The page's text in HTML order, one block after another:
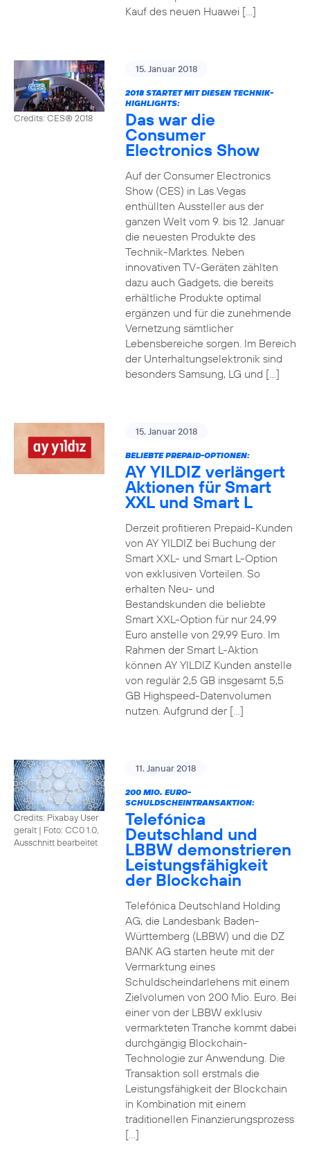
Kauf des neuen Huawei […]
Credits: CES® 2018
15. Januar 2018
2018 STARTET MIT DIESEN TECHNIK-
HIGHLIGHTS:
Das war die
Consumer
Electronics Show
Auf der Consumer Electronics
Show (CES) in Las Vegas
enthüllten Aussteller aus der
ganzen Welt vom 9. bis 12. Januar
die neuesten Produkte des
Technik-Marktes. Neben
innovativen TV-Geräten zählten
dazu auch Gadgets, die bereits
erhältliche Produkte optimal
ergänzen und für die zunehmende
Vernetzung sämtlicher
Lebensbereiche sorgen. Im Bereich
der Unterhaltungselektronik sind
besonders Samsung, LG und […]
15. Januar 2018
BELIEBTE PREPAID-OPTIONEN:
AY YILDIZ verlängert
Aktionen für Smart
XXL und Smart L
Derzeit profitieren Prepaid-Kunden
von AY YILDIZ bei Buchung der
Smart XXL- und Smart L-Option
von exklusiven Vorteilen. So
erhalten Neu- und
Bestandskunden die beliebte
Smart XXL-Option für nur 24,99
Euro anstelle von 29,99 Euro. Im
Rahmen der Smart L-Aktion
können AY YILDIZ Kunden anstelle
von regulär 2,5 GB insgesamt 5,5
GB Highspeed-Datenvolumen
nutzen. Aufgrund der […]
Credits: Pixabay User
geralt | Foto: CC0 1.0,
Ausschnitt bearbeitet
11. Januar 2018
200 MIO. EURO-
SCHULDSCHEINTRANSAKTION:
Telefónica
Deutschland und
LBBW demonstrieren
Leistungsfähigkeit
der Blockchain
Telefónica Deutschland Holding
AG, die Landesbank Baden-
Württemberg (LBBW) und die DZ
BANK AG starten heute mit der
Vermarktung eines
Schuldscheindarlehens mit einem
Zielvolumen von 200 Mio. Euro. Bei
einer von der LBBW exklusiv
vermarkteten Tranche kommt dabei
durchgängig Blockchain-
Technologie zur Anwendung. Die
Transaktion soll erstmals die
Leistungsfähigkeit der Blockchain
in Kombination mit einem
traditionellen Finanzierungsprozess
[…]